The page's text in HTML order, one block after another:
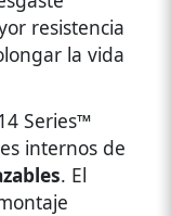
resistencia
la vida
Series™
internos de
. El